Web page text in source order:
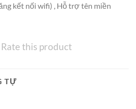
kết nối wifi) , Hỗ trợ tên miền
Rate this product
TỰ